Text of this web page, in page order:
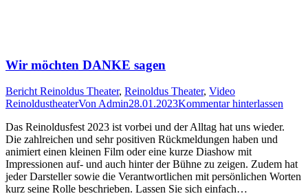
Wir möchten DANKE sagen
Bericht Reinoldus Theater, Reinoldus Theater, Video
ReinoldustheaterVon Admin28.01.2023Kommentar hinterlassen
Das Reinoldusfest 2023 ist vorbei und der Alltag hat uns wieder.
Die zahlreichen und sehr positiven Rückmeldungen haben und
animiert einen kleinen Film oder eine kurze Diashow mit
Impressionen auf- und auch hinter der Bühne zu zeigen. Zudem hat
jeder Darsteller sowie die Verantwortlichen mit persönlichen Worten
kurz seine Rolle beschrieben. Lassen Sie sich einfach…